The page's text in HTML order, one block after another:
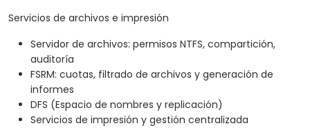
Servicios de archivos e impresión
Servidor de archivos: permisos NTFS, compartición,
auditoría
FSRM: cuotas, filtrado de archivos y generación de
informes
DFS (Espacio de nombres y replicación)
Servicios de impresión y gestión centralizada